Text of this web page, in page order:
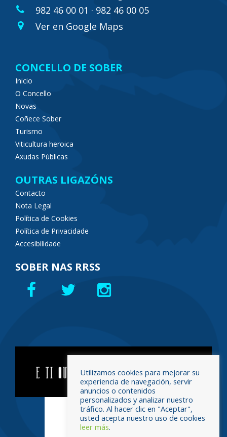
982 46 00 01 · 982 46 00 05
Ver en Google Maps
CONCELLO DE SOBER
Inicio
O Concello
Novas
Coñece Sober
Turismo
Viticultura heroica
Axudas Públicas
OUTRAS LIGAZÓNS
Contacto
Nota Legal
Política de Cookies
Política de Privacidade
Accesibilidade
SOBER NAS RRSS
Utilizamos cookies para mejorar su
experiencia de navegación, servir
anuncios o contenidos
personalizados y analizar nuestro
tráfico. Al hacer clic en "Aceptar",
usted acepta nuestro uso de cookies
leer más.